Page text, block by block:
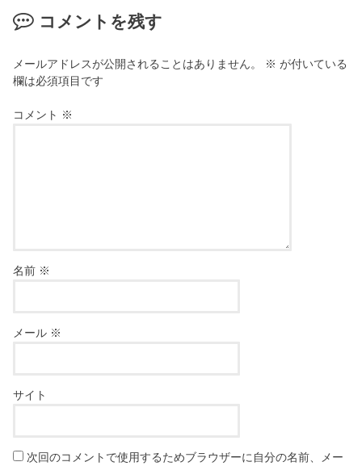
コメントを残す
メールアドレスが公開されることはありません。 ※ が付いている
欄は必須項目です
コメント ※
名前 ※
メール ※
サイト
次回のコメントで使用するためブラウザーに自分の名前、メー